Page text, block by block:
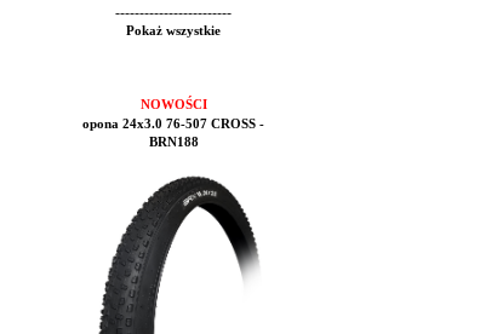
------------------------
Pokaż wszystkie
NOWOŚCI
opona 24x3.0 76-507 CROSS -
BRN188